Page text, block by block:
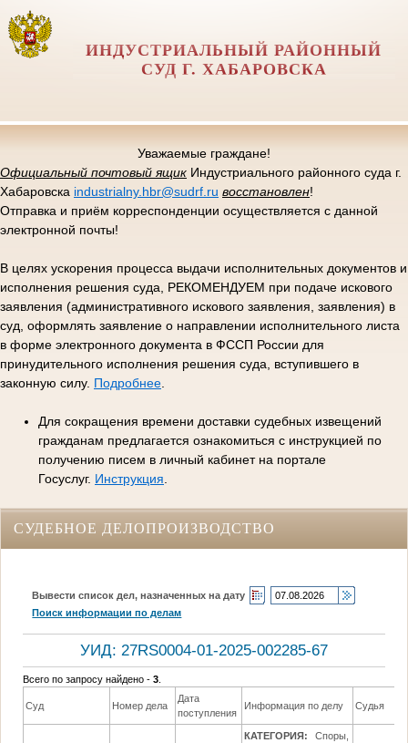
ИНДУСТРИАЛЬНЫЙ РАЙОННЫЙ
СУД Г. ХАБАРОВСКА
Уважаемые граждане!
Официальный почтовый ящик Индустриального районного суда г.
Хабаровска industrialny.hbr@sudrf.ru восстановлен!
Отправка и приём корреспонденции осуществляется с данной
электронной почты!
В целях ускорения процесса выдачи исполнительных документов и
исполнения решения суда, РЕКОМЕНДУЕМ при подаче искового
заявления (административного искового заявления, заявления) в
суд, оформлять заявление о направлении исполнительного листа
в форме электронного документа в ФССП России для
принудительного исполнения решения суда, вступившего в
законную силу. Подробнее
Для сокращения времени доставки судебных извещений
гражданам предлагается ознакомиться с инструкцией по
получению писем в личный кабинет на портале
Госуслуг. Инструкция
СУДЕБНОЕ ДЕЛОПРОИЗВОДСТВО
Вывести список дел, назначенных на дату
Поиск информации по делам
УИД: 27RS0004-01-2025-002285-67
Всего по запросу найдено -3
Суд Номер дела
Дата
поступления
Информация по делу Судья
КАТЕГОРИЯ:
Споры,